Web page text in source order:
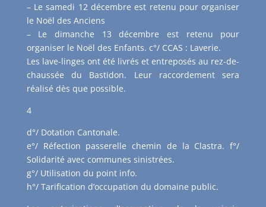
– Le samedi 12 décembre est retenu pour organiser
le Noël des Anciens
– Le dimanche 13 décembre est retenu pour
organiser le Noël des Enfants. c°/ CCAS : Laverie.
Les lave-linges ont été livrés et entreposés au rez-de-
chaussée du Bastidon. Leur raccordement sera
réalisé dès que possible.
4
d°/ Dotation Cantonale.
e°/ Réfection passerelle chemin de la Clastra. f°/
Solidarité avec communes sinistrées.
g°/ Utilisation du point info.
h°/ Tarification d’occupation du domaine public.